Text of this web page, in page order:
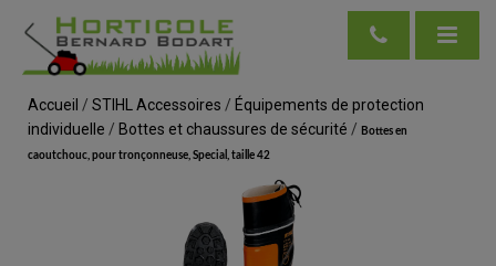
Accueil / STIHL Accessoires / Équipements de protection
individuelle / Bottes et chaussures de sécurité / Bottes en
caoutchouc, pour tronçonneuse, Special, taille 42